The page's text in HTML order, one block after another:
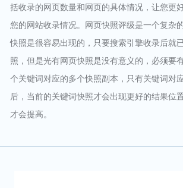
括收录的网页数量和网页的具体情况，让您更
您的网站收录情况。网页快照评级是一个复杂
快照是很容易出现的，只要搜索引擎收录后就
照，但是光有网页快照是没有意义的，必须要
个关键词对应的多个快照副本，只有关键词对
后，当前的关键词快照才会出现更好的结果位
才会提高。